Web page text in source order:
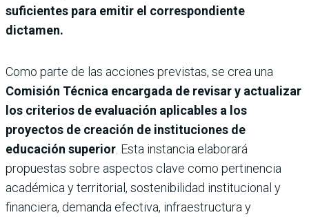
suficientes para emitir el correspondiente
dictamen.
Como parte de las acciones previstas, se crea una
Comisión Técnica encargada de revisar y actualizar
los criterios de evaluación aplicables a los
proyectos de creación de instituciones de
educación superior . Esta instancia elaborará
propuestas sobre aspectos clave como pertinencia
académica y territorial, sostenibilidad institucional y
financiera, demanda efectiva, infraestructura y